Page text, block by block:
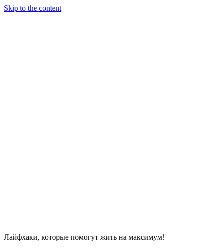
Skip to the content
Лайфхаки, которые помогут жить на максимум!